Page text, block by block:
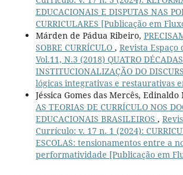
EDUCACIONAIS E DISPUTAS NAS
CURRICULARES [Publicação em
Márden de Pádua Ribeiro,
SOBRE CURRÍCULO , Revista
Vol.11, N.3 (2018) QUATRO
INSTITUCIONALIZAÇÃO DO
lógicas integrativas e restaurativas
Jéssica Gomes das Mercês,
AS TEORIAS DE CURRÍCULO NOS
EDUCACIONAIS BRASILEIROS ,
Currículo: v. 17 n. 1 (2024):
ESCOLAS: tensionamentos entre a
performatividade [Publicação em